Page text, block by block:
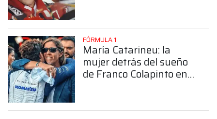
FÓRMULA 1
María Catarineu: la
mujer detrás del sueño
de Franco Colapinto en